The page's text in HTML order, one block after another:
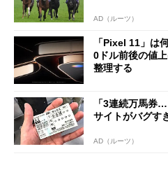
AD（ルーツ）
「Pixel 11」は
0ドル前後の値
整理する
「3連続万馬券
サイトがバグす
AD（ルーツ）